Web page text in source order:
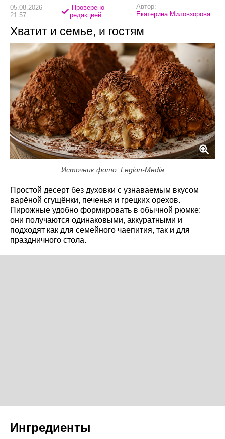
05.08.2026
21:57
Проверено
редакцией
Автор:
Екатерина Миловзорова
Хватит и семье, и гостям
Источник фото: Legion-Media
Простой десерт без духовки с узнаваемым вкусом
варёной сгущёнки, печенья и грецких орехов.
Пирожные удобно формировать в обычной рюмке:
они получаются одинаковыми, аккуратными и
подходят как для семейного чаепития, так и для
праздничного стола.
Ингредиенты